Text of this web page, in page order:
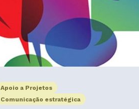
Apoio a Projetos
Comunicação estratégica